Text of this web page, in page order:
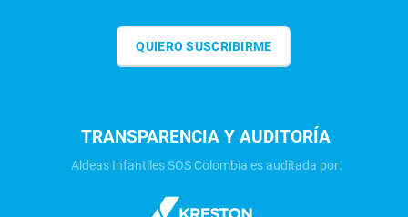
QUIERO SUSCRIBIRME
TRANSPARENCIA Y AUDITORÍA
Aldeas Infantiles SOS Colombia es auditada por: